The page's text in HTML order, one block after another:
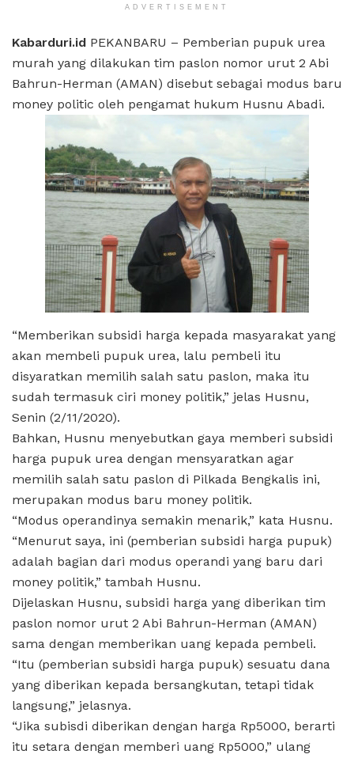
ADVERTISEMENT
Kabarduri.id PEKANBARU – Pemberian pupuk urea
murah yang dilakukan tim paslon nomor urut 2 Abi
Bahrun-Herman (AMAN) disebut sebagai modus baru
money politic oleh pengamat hukum Husnu Abadi.
“Memberikan subsidi harga kepada masyarakat yang
akan membeli pupuk urea, lalu pembeli itu
disyaratkan memilih salah satu paslon, maka itu
sudah termasuk ciri money politik,” jelas Husnu,
Senin (2/11/2020).
Bahkan, Husnu menyebutkan gaya memberi subsidi
harga pupuk urea dengan mensyaratkan agar
memilih salah satu paslon di Pilkada Bengkalis ini,
merupakan modus baru money politik.
“Modus operandinya semakin menarik,” kata Husnu.
“Menurut saya, ini (pemberian subsidi harga pupuk)
adalah bagian dari modus operandi yang baru dari
money politik,” tambah Husnu.
Dijelaskan Husnu, subsidi harga yang diberikan tim
paslon nomor urut 2 Abi Bahrun-Herman (AMAN)
sama dengan memberikan uang kepada pembeli.
“Itu (pemberian subsidi harga pupuk) sesuatu dana
yang diberikan kepada bersangkutan, tetapi tidak
langsung,” jelasnya.
“Jika subisdi diberikan dengan harga Rp5000, berarti
itu setara dengan memberi uang Rp5000,” ulang